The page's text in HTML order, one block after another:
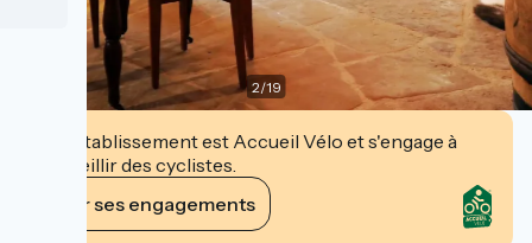
2/19
Cet établissement est Accueil Vélo et s'engage à
accueillir des cyclistes.
Voir ses engagements